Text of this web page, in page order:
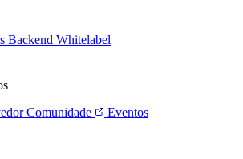
Backend Whitelabel
Comunidade
Eventos